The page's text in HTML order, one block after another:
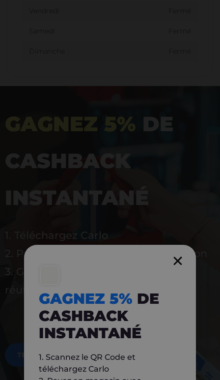
GAGNEZ 5% DE
CASHBACK
INSTANTANÉ
1. Téléchargez Carlo
2. Payez en magasin avec l’application
3. Gagnez instantanément 5 % à
réutiliser
TÉLÉCHARGEZ MAINTENANT
GAGNEZ 5% DE
CASHBACK
INSTANTANÉ
1. Scannez le QR Code et
téléchargez Carlo